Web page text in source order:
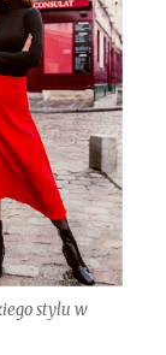
stylu w